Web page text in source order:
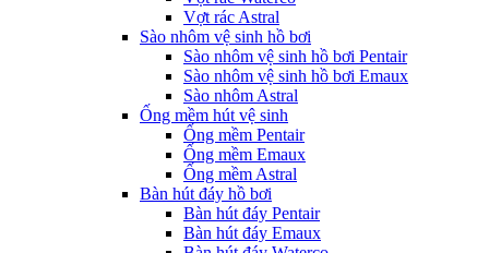
Vợt rác Astral
Sào nhôm vệ sinh hồ bơi
Sào nhôm vệ sinh hồ bơi Pentair
Sào nhôm vệ sinh hồ bơi Emaux
Sào nhôm Astral
Ống mềm hút vệ sinh
Ống mềm Pentair
Ống mềm Emaux
Ống mềm Astral
Bàn hút đáy hồ bơi
Bàn hút đáy Pentair
Bàn hút đáy Emaux